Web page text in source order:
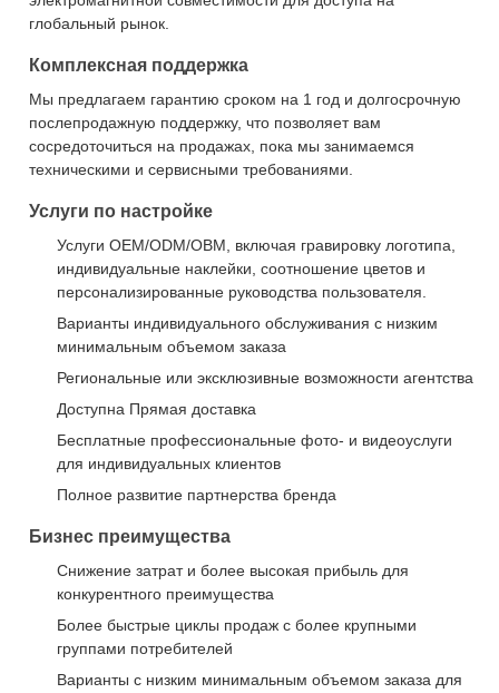
глобальный рынок.
Комплексная поддержка
Мы предлагаем гарантию сроком на 1 год и долгосрочную
послепродажную поддержку, что позволяет вам
сосредоточиться на продажах, пока мы занимаемся
техническими и сервисными требованиями.
Услуги по настройке
Услуги OEM/ODM/OBM, включая гравировку логотипа,
индивидуальные наклейки, соотношение цветов и
персонализированные руководства пользователя.
Варианты индивидуального обслуживания с низким
минимальным объемом заказа
Региональные или эксклюзивные возможности агентства
Доступна Прямая доставка
Бесплатные профессиональные фото- и видеоуслуги
для индивидуальных клиентов
Полное развитие партнерства бренда
Бизнес преимущества
Снижение затрат и более высокая прибыль для
конкурентного преимущества
Более быстрые циклы продаж с более крупными
группами потребителей
Варианты с низким минимальным объемом заказа для